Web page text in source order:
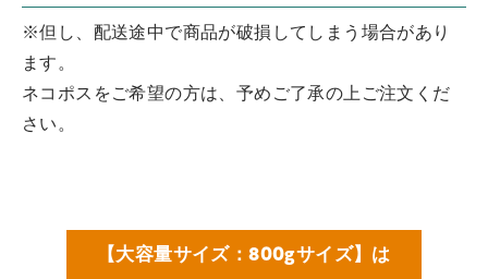
※但し、配送途中で商品が破損してしまう場合があり
ます。
ネコポスをご希望の方は、予めご了承の上ご注文くだ
さい。
【大容量サイズ：800gサイズ】は